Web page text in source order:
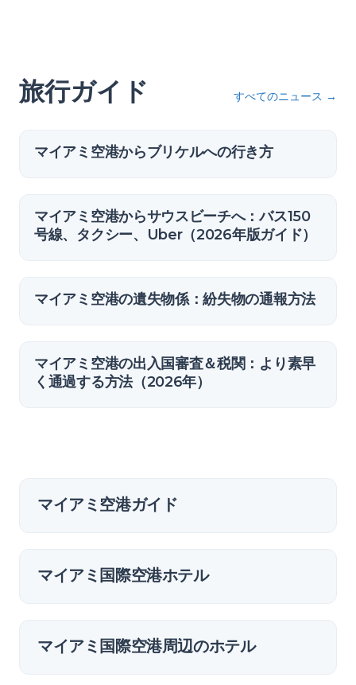
旅行ガイド すべてのニュース →
マイアミ空港からブリケルへの行き方
マイアミ空港からサウスビーチへ：バス150
号線、タクシー、Uber（2026年版ガイド）
マイアミ空港の遺失物係：紛失物の通報方法
マイアミ空港の出入国審査＆税関：より素早
く通過する方法（2026年）
マイアミ空港ガイド
マイアミ国際空港ホテル
マイアミ国際空港周辺のホテル